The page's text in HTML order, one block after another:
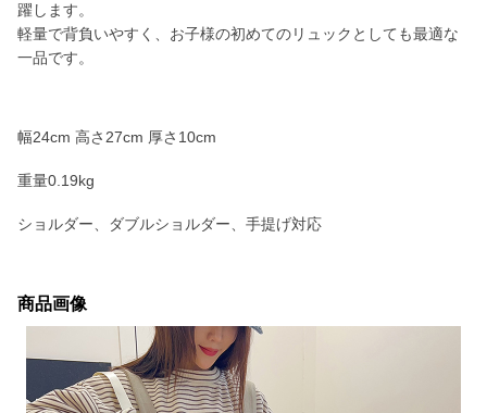
躍します。
軽量で背負いやすく、お子様の初めてのリュックとしても最適な
一品です。
幅24cm 高さ27cm 厚さ10cm
重量0.19kg
ショルダー、ダブルショルダー、手提げ対応
商品画像